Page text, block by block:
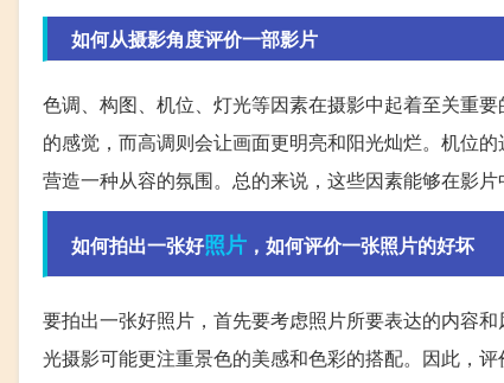
如何从摄影角度评价一部影片
色调、构图、机位、灯光等因素在摄影中起着至关重
的感觉，而高调则会让画面更明亮和阳光灿烂。机位
营造一种从容的氛围。总的来说，这些因素能够在影片
如何拍出一张好照片 ，如何评价一张照片的好坏
要拍出一张好照片，首先要考虑照片所要表达的内容
光摄影可能更注重景色的美感和色彩的搭配。因此，